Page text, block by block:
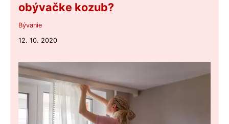
obývačke kozub?
Bývanie
12. 10. 2020